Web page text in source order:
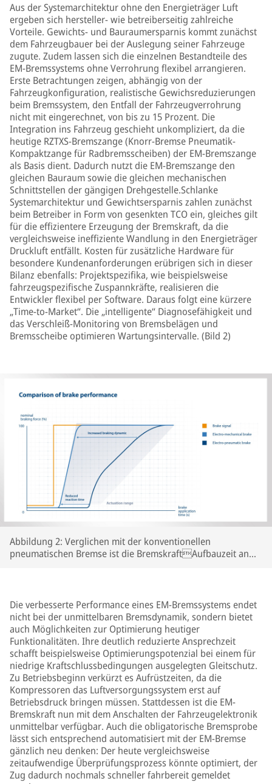
Aus der Systemarchitektur ohne den Energieträger Luft
ergeben sich hersteller- wie betreiberseitig zahlreiche
Vorteile. Gewichts- und Bauraumersparnis kommt zunächst
dem Fahrzeugbauer bei der Auslegung seiner Fahrzeuge
zugute. Zudem lassen sich die einzelnen Bestandteile des
EM-Bremssystems ohne Verrohrung flexibel arrangieren.
Erste Betrachtungen zeigen, abhängig von der
Fahrzeugkonfiguration, realistische Gewichsreduzierungen
beim Bremssystem, den Entfall der Fahrzeugverrohrung
nicht mit eingerechnet, von bis zu 15 Prozent. Die
Integration ins Fahrzeug geschieht unkompliziert, da die
heutige RZTXS-Bremszange (Knorr-Bremse Pneumatik-
Kompaktzange für Radbremsscheiben) der EM-Bremszange
als Basis dient. Dadurch nutzt die EM-Bremszange den
gleichen Bauraum sowie die gleichen mechanischen
Schnittstellen der gängigen Drehgestelle.Schlanke
Systemarchitektur und Gewichtsersparnis zahlen zunächst
beim Betreiber in Form von gesenkten TCO ein, gleiches gilt
für die effizientere Erzeugung der Bremskraft, da die
vergleichsweise ineffiziente Wandlung in den Energieträger
Druckluft entfällt. Kosten für zusätzliche Hardware für
besondere Kundenanforderungen erübrigen sich in dieser
Bilanz ebenfalls: Projektspezifika, wie beispielsweise
fahrzeugspezifische Zuspannkräfte, realisieren die
Entwickler flexibel per Software. Daraus folgt eine kürzere
„Time-to-Market“. Die „intelligente“ Diagnosefähigkeit und
das Verschleiß-Monitoring von Bremsbelägen und
Bremsscheibe optimieren Wartungsintervalle. (Bild 2)
Abbildung 2: Verglichen mit der konventionellen
pneumatischen Bremse ist die BremskraftAufbauzeit an
Die verbesserte Performance eines EM-Bremssystems endet
nicht bei der unmittelbaren Bremsdynamik, sondern bietet
auch Möglichkeiten zur Optimierung heutiger
Funktionalitäten. Ihre deutlich reduzierte Ansprechzeit
schafft beispielsweise Optimierungspotenzial bei einem für
niedrige Kraftschlussbedingungen ausgelegten Gleitschutz.
Zu Betriebsbeginn verkürzt es Aufrüstzeiten, da die
Kompressoren das Luftversorgungssystem erst auf
Betriebsdruck bringen müssen. Stattdessen ist die EM-
Bremskraft nun mit dem Anschalten der Fahrzeugelektronik
unmittelbar verfügbar. Auch die obligatorische Bremsprobe
lässt sich entsprechend automatisiert mit der EM-Bremse
gänzlich neu denken: Der heute vergleichsweise
zeitaufwendige Überprüfungsprozess könnte optimiert, der
Zug dadurch nochmals schneller fahrbereit gemeldet